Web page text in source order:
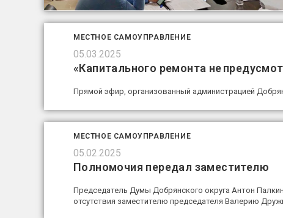
МЕСТНОЕ САМОУПРАВЛЕНИЕ
05.03.2025
«Капитального ремонта не
Прямой эфир, организованный администрацией
МЕСТНОЕ САМОУПРАВЛЕНИЕ
05.02.2025
Полномочия передал заместителю
Председатель Думы Добрянского округа Антон
отсутствия заместителю председателя Валерию